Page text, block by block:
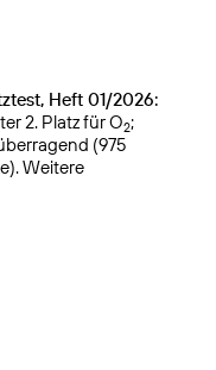
Heft 01/2026:
2. Platz für O2;
(975
Weitere